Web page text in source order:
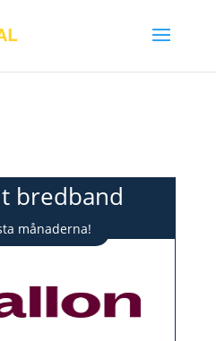
bredband
månaderna!